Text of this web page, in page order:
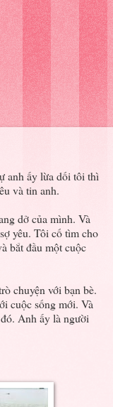
anh ấy lừa dối tôi thì
và tin anh.
dở của mình. Và
yêu. Tôi cố tìm cho
bắt đầu một cuộc
chuyện với bạn bè.
cuộc sống mới. Và
Anh ấy là người